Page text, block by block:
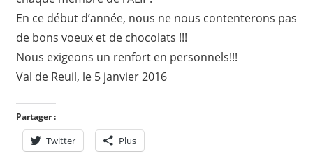
En ce début d’année, nous ne nous contenterons pas
de bons voeux et de chocolats !!!
Nous exigeons un renfort en personnels!!!
Val de Reuil, le 5 janvier 2016
Partager :
Twitter Plus